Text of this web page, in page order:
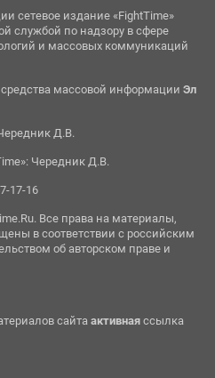
сетевое издание «FightTime»
службой по надзору в сфере
и массовых коммуникаций
массовой информации Эл
Д.В.
Чередник Д.В.
17-16
Все права на материалы,
в соответствии с российским
об авторском праве и
сайтаактивнаяссылка